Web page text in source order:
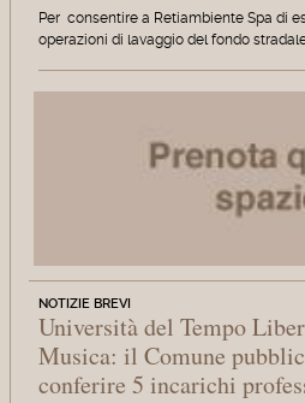
Per consentire a Retiambiente Spa di
operazioni di lavaggio del fondo
NOTIZIE BREVI
Università del Tempo
Musica: il Comune
conferire 5 incarichi